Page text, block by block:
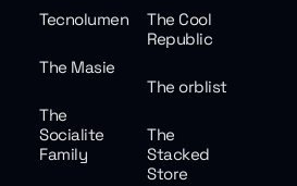
Tecnolumen
The Cool
Republic
The Masie
The orblist
The
Socialite
Family
The
Stacked
Store